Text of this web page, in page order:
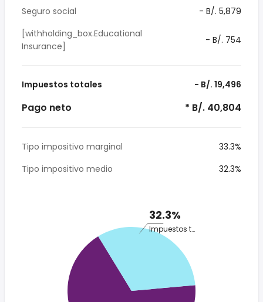
Seguro social
- B/. 5,879
[withholding_box.Educational
Insurance]
- B/. 754
Impuestos totales - B/. 19,496
Pago neto * B/. 40,804
Tipo impositivo marginal
33.3%
Tipo impositivo medio
32.3%
32.3%
Impuestos totales